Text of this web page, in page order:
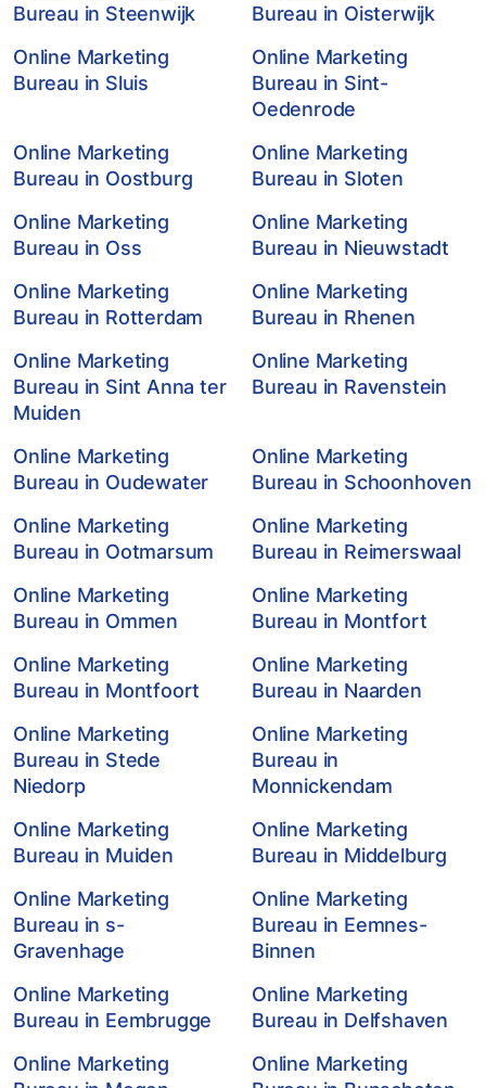
Bureau in Steenwijk
Bureau in Oisterwijk
Online Marketing
Bureau in Sluis
Online Marketing
Bureau in Sint-
Oedenrode
Online Marketing
Bureau in Oostburg
Online Marketing
Bureau in Sloten
Online Marketing
Bureau in Oss
Online Marketing
Bureau in Nieuwstadt
Online Marketing
Bureau in Rotterdam
Online Marketing
Bureau in Rhenen
Online Marketing
Bureau in Sint Anna ter
Muiden
Online Marketing
Bureau in Ravenstein
Online Marketing
Bureau in Oudewater
Online Marketing
Bureau in Schoonhoven
Online Marketing
Bureau in Ootmarsum
Online Marketing
Bureau in Reimerswaal
Online Marketing
Bureau in Ommen
Online Marketing
Bureau in Montfort
Online Marketing
Bureau in Montfoort
Online Marketing
Bureau in Naarden
Online Marketing
Bureau in Stede
Niedorp
Online Marketing
Bureau in
Monnickendam
Online Marketing
Bureau in Muiden
Online Marketing
Bureau in Middelburg
Online Marketing
Bureau in s-
Gravenhage
Online Marketing
Bureau in Eemnes-
Binnen
Online Marketing
Bureau in Eembrugge
Online Marketing
Bureau in Delfshaven
Online Marketing
Online Marketing